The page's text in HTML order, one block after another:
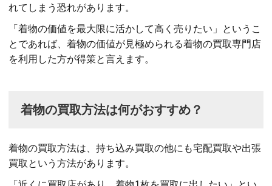
れてしまう恐れがあります。
「着物の価値を最大限に活かして高く売りたい」というこ
とであれば、着物の価値が見極められる着物の買取専門店
を利用した方が得策と言えます。
着物の買取方法は何がおすすめ？
着物の買取方法は、持ち込み買取の他にも宅配買取や出張
買取という方法があります。